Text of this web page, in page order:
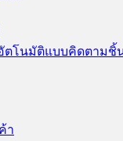
ตโนมัติแบบคิดตามชิ้
า